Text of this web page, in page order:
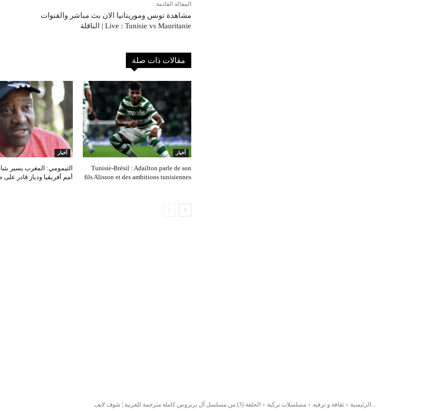
المقالة القادمة
مشاهدة تونس وموريتانيا الان بث مباشر والقنوات
الناقلة | Live : Tunisie vs Mauritanie
مقالات ذات صلة
أخبار
التيمومي: المغرب يسير
أمم أفريقيا ودياز قادر على
أخبار
Tunisie‑Brésil : Adailton parle de son
fils Alisson et des ambitions tunisiennes